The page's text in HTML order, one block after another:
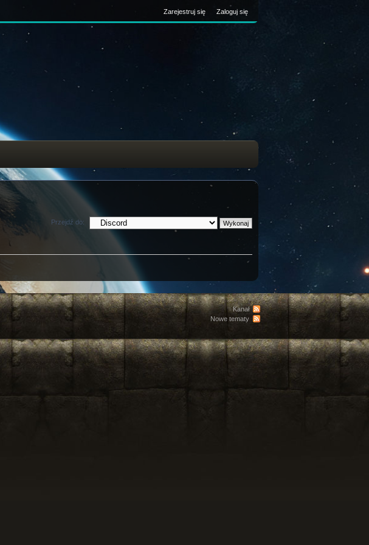
Zarejestruj się Zaloguj się
Przejdź do:
Kanał
Nowe tematy